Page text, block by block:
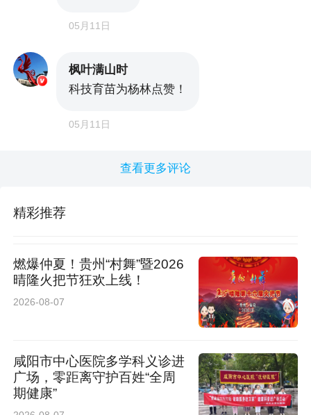
纷纷入社，合作社迅速壮大。2018年，村党支部
趁热打铁，牵头完成农村集体产权制度改革，将
“挨着杨凌农业高新技术产业示范区，咱不种普通
05月11日
枫叶满山时
科技育苗为杨林点赞！
05月11日
查看更多评论
精彩推荐
燃爆仲夏！贵州“村舞”暨2026
晴隆火把节狂欢上线！
2026-08-07
咸阳市中心医院多学科义诊进
广场，零距离守护百姓“全周
期健康”